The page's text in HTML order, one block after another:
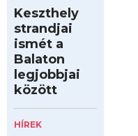
Keszthely
strandjai
ismét a
Balaton
legjobbjai
között
HÍREK